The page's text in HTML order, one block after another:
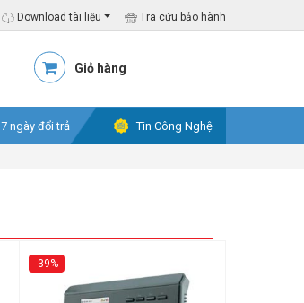
Download tài liệu Tra cứu bảo hành
Giỏ hàng
7 ngày đổi trả Tin Công Nghệ
-39%